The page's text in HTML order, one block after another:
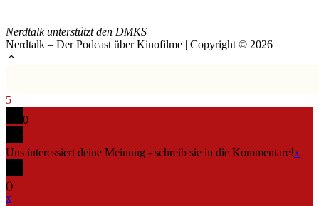
Nerdtalk unterstützt den DMKS
Nerdtalk – Der Podcast über Kinofilme | Copyright © 2026
5
0
Uns interessiert deine Meinung - schreib sie in die Kommentare!x
()
x